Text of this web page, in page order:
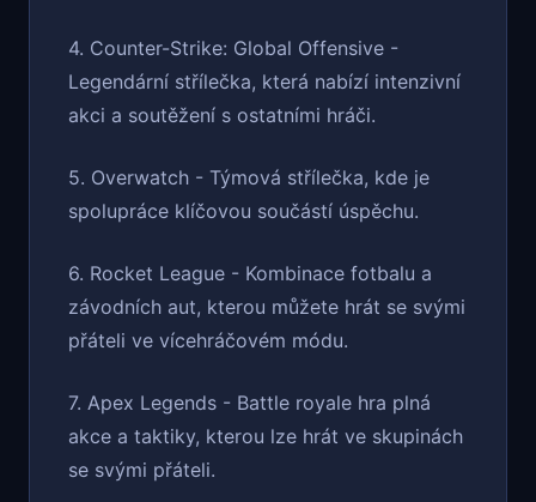
4. Counter-Strike: Global Offensive -
Legendární střílečka, která nabízí intenzivní
akci a soutěžení s ostatními hráči.
5. Overwatch - Týmová střílečka, kde je
spolupráce klíčovou součástí úspěchu.
6. Rocket League - Kombinace fotbalu a
závodních aut, kterou můžete hrát se svými
přáteli ve vícehráčovém módu.
7. Apex Legends - Battle royale hra plná
akce a taktiky, kterou lze hrát ve skupinách
se svými přáteli.